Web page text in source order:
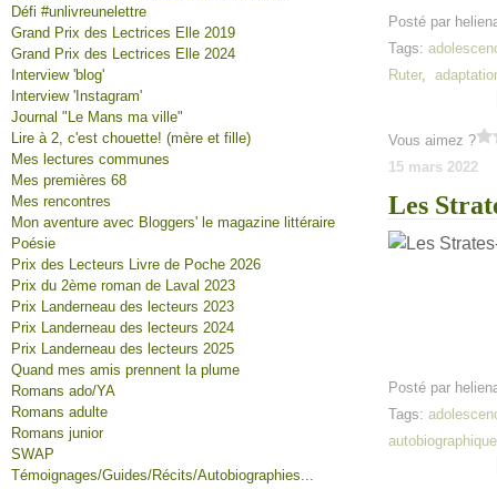
Défi #unlivreunelettre
Grand Prix des Lectrices Elle 2019
Grand Prix des Lectrices Elle 2024
Interview 'blog'
Interview 'Instagram'
Journal "Le Mans ma ville"
Lire à 2, c'est chouette! (mère et fille)
Mes lectures communes
Mes premières 68
Mes rencontres
Mon aventure avec Bloggers' le magazine littéraire
Poésie
Prix des Lecteurs Livre de Poche 2026
Prix du 2ème roman de Laval 2023
Prix Landerneau des lecteurs 2023
Prix Landerneau des lecteurs 2024
Prix Landerneau des lecteurs 2025
Quand mes amis prennent la plume
Romans ado/YA
Romans adulte
Romans junior
SWAP
Témoignages/Guides/Récits/Autobiographies...
Posté par
Tags:
Ruter,
Vous aimez ?
15 mars 2022
Les
Posté par
Tags:
autobiographique